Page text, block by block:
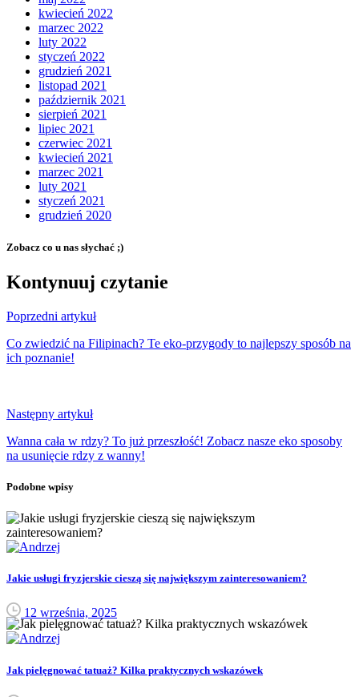
kwiecień 2022
marzec 2022
luty 2022
styczeń 2022
grudzień 2021
listopad 2021
październik 2021
sierpień 2021
lipiec 2021
czerwiec 2021
kwiecień 2021
marzec 2021
luty 2021
styczeń 2021
grudzień 2020
Zobacz co u nas słychać ;)
Kontynuuj czytanie
Poprzedni artykuł
Co zwiedzić na Filipinach? Te eko-przygody to najlepszy sposób na
ich poznanie!
Następny artykuł
Wanna cała w rdzy? To już przeszłość! Zobacz nasze eko sposoby
na usunięcie rdzy z wanny!
Podobne wpisy
Jakie usługi fryzjerskie cieszą się największym zainteresowaniem?
12 września, 2025
Jak pielęgnować tatuaż? Kilka praktycznych wskazówek